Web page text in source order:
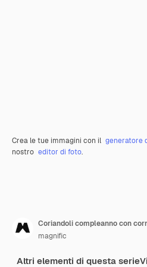
Crea le tue immagini con il generatore
nostro editor di foto.
Coriandoli compleanno con
magnific
Altri elementi di questa serie